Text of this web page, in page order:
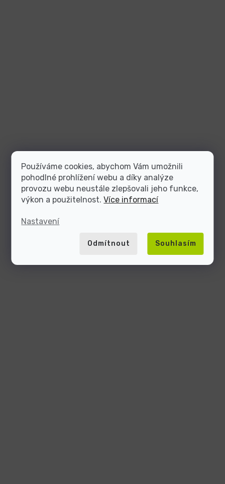
Používáme cookies, abychom Vám umožnili
pohodlné prohlížení webu a díky analýze
provozu webu neustále zlepšovali jeho funkce,
výkon a použitelnost.Více informací
Nastavení
Odmítnout Souhlasím